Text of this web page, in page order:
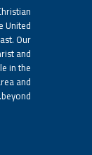
United
Our
and
in the
and
beyond.